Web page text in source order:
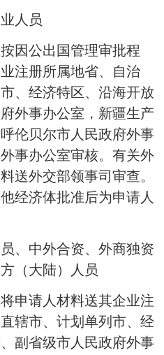
人员
公出国管理审批程
注册所属地省、自治
、经济特区、沿海开放
外事办公室，新疆生产
伦贝尔市人民政府外事
事办公室审核。有关外
送外交部领事司审查。
经济体批准后为申请人
中外合资、外商独资
（大陆）人员
请人材料送其企业注
辖市、计划单列市、经
副省级市人民政府外事